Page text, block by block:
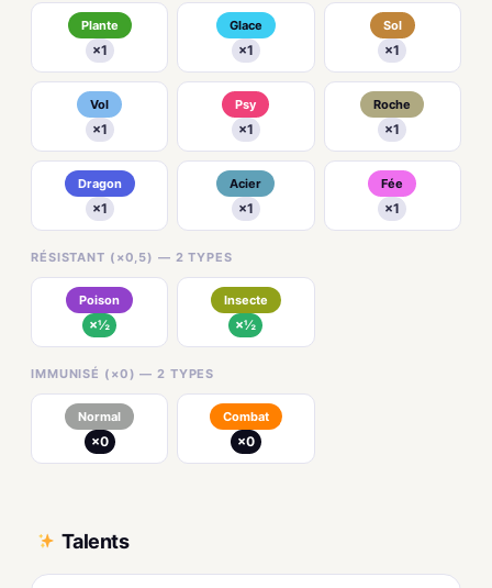
Plante
×1
Glace
×1
Sol
×1
Vol
×1
Psy
×1
Roche
×1
Dragon
×1
Acier
×1
Fée
×1
RÉSISTANT (×0,5) — 2 TYPES
Poison
×½
Insecte
×½
IMMUNISÉ (×0) — 2 TYPES
Normal
×0
Combat
×0
Talents